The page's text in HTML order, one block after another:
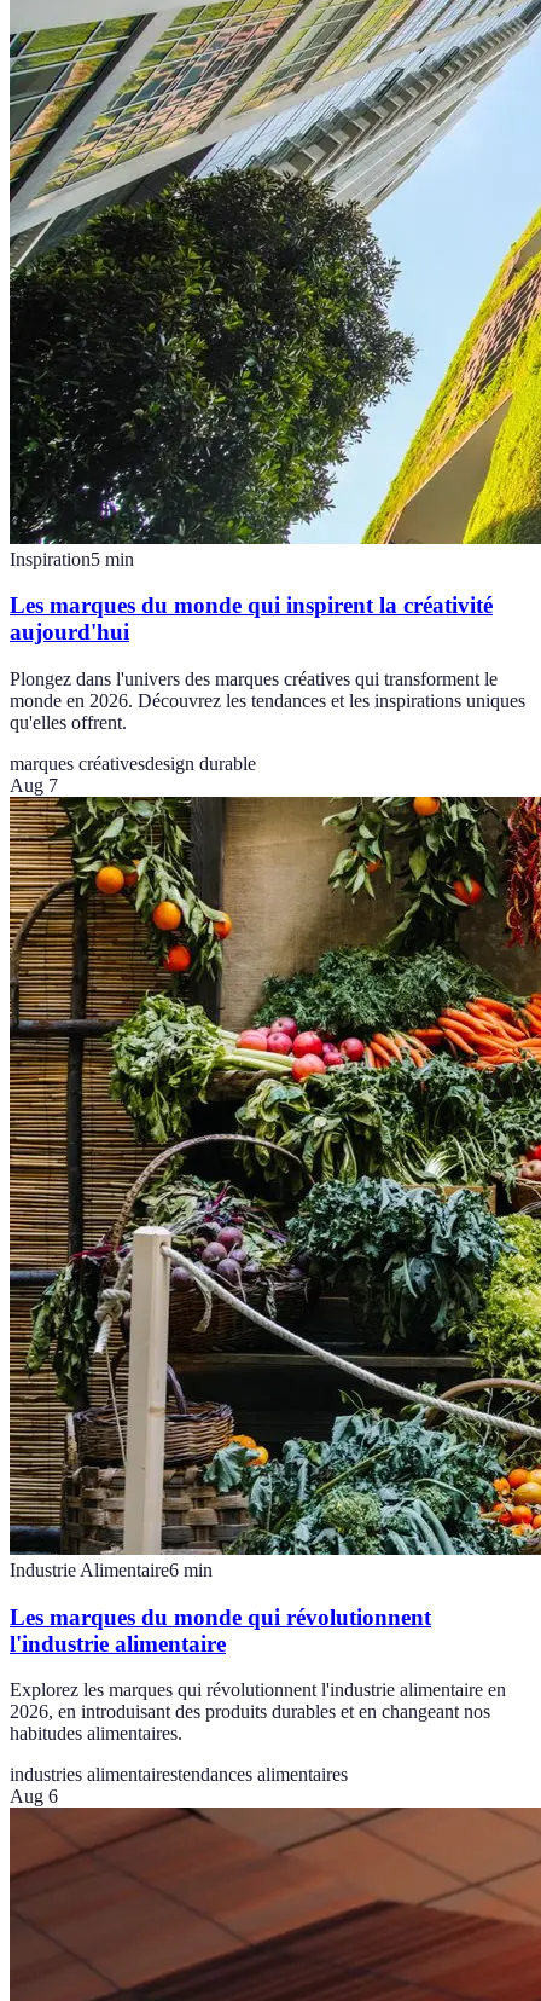
Inspiration5 min
Les marques du monde qui inspirent la créativité
aujourd'hui
Plongez dans l'univers des marques créatives qui transforment le
monde en 2026. Découvrez les tendances et les inspirations uniques
qu'elles offrent.
marques créativesdesign durable
Aug 7
Industrie Alimentaire6 min
Les marques du monde qui révolutionnent
l'industrie alimentaire
Explorez les marques qui révolutionnent l'industrie alimentaire en
2026, en introduisant des produits durables et en changeant nos
habitudes alimentaires.
industries alimentairestendances alimentaires
Aug 6